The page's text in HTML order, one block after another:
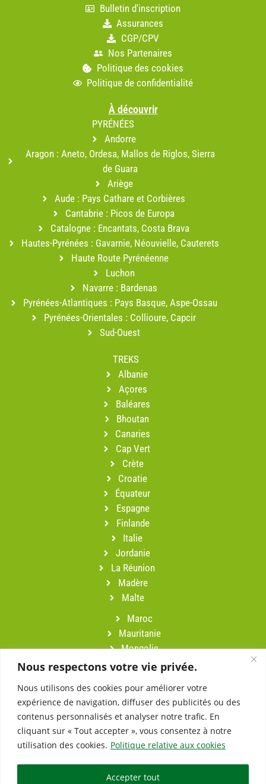
Nous respectons votre vie privée.
Nous utilisons des cookies pour améliorer votre
expérience de navigation, diffuser des publicités ou des
contenus personnalisés et analyser notre trafic. En
cliquant sur « Tout accepter », vous consentez à notre
utilisation des cookies. Politique relative aux cookies
Accepter tout
Bulletin d'inscription
Assurances
CGP/CPV
Nos Partenaires
Politique des cookies
Politique de confidentialité
À découvrir
PYRÉNÉES
Andorre
Aragon : Aneto, Ordesa, Mallos de Riglos, Sierra
de Guara
Ariège
Aude : Pays Cathare et Corbières
Cantabrie : Picos de Europa
Catalogne : Encantats, Costa Brava
Hautes-Pyrénées : Gavarnie, Néouvielle, Cauterets
Haute Route Pyrénéenne
Luchon
Navarre : Bardenas
Pyrénées-Atlantiques : Pays Basque, Aspe-Ossau
Pyrénées-Orientales : Collioure, Capcir
Sud-Ouest
TREKS
Albanie
Açores
Baléares
Bhoutan
Canaries
Cap Vert
Crète
Croatie
Équateur
Espagne
Finlande
Italie
Jordanie
La Réunion
Madère
Malte
Maroc
Mauritanie
Mongolie
Namibie
Oman
Pérou
Portugal
Sardaigne
Slovénie
Suisse